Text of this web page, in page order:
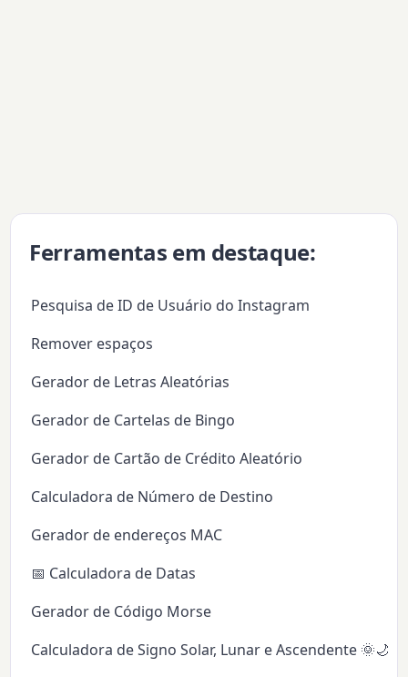
Ferramentas em destaque:
Pesquisa de ID de Usuário do Instagram
Remover espaços
Gerador de Letras Aleatórias
Gerador de Cartelas de Bingo
Gerador de Cartão de Crédito Aleatório
Calculadora de Número de Destino
Gerador de endereços MAC
📅 Calculadora de Datas
Gerador de Código Morse
Calculadora de Signo Solar, Lunar e Ascendente 🌞🌙✨